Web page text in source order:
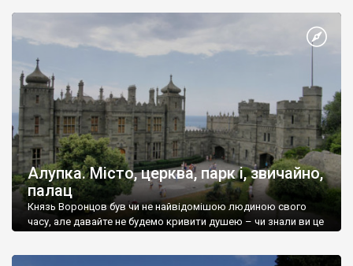
Алупка. Місто, церква, парк і, звичайно,
палац
Князь Воронцов був чи не найвідомішою людиною свого
часу, але давайте не будемо кривити душею – чи знали ви це